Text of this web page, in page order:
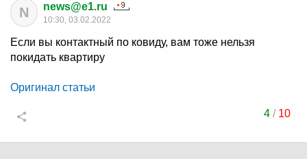
N news@e1.ru
10:30, 03.02.2022
Если вы контактный по ковиду, вам тоже нельзя
покидать квартиру
Оригинал статьи
4 / 10